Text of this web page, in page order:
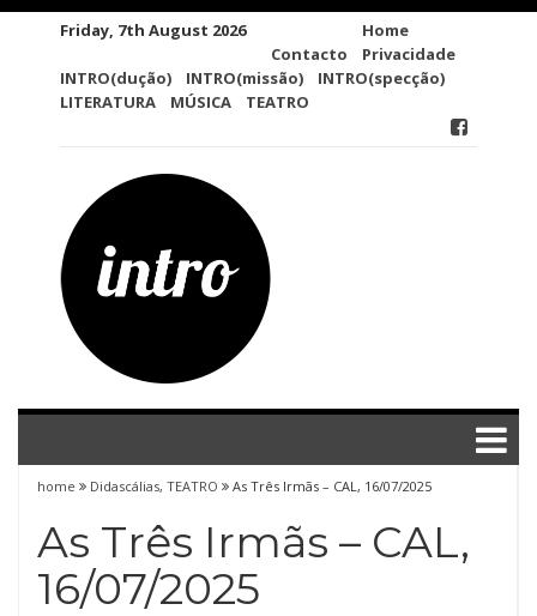
Friday, 7th August 2026
Contacto
Home
Privacidade
INTRO(dução)
INTRO(missão)
INTRO(specção)
LITERATURA
MÚSICA TEATRO
home Didascálias, TEATRO As Três Irmãs – CAL, 16/07/2025
As Três Irmãs – CAL,
16/07/2025